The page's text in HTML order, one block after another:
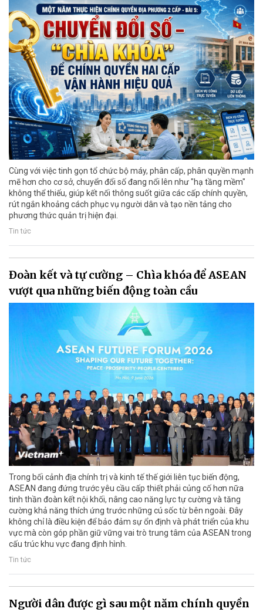
Cùng với việc tinh gọn tổ chức bộ máy, phân cấp, phân quyền mạnh
mẽ hơn cho cơ sở, chuyển đổi số đang nổi lên như "hạ tầng mềm"
không thể thiếu, giúp kết nối thông suốt giữa các cấp chính quyền,
rút ngắn khoảng cách phục vụ người dân và tạo nền tảng cho
phương thức quản trị hiện đại.
Tin tức
Đoàn kết và tự cường – Chìa khóa để ASEAN
vượt qua những biến động toàn cầu
Trong bối cảnh địa chính trị và kinh tế thế giới liên tục biến động,
ASEAN đang đứng trước yêu cầu cấp thiết phải củng cố hơn nữa
tinh thần đoàn kết nội khối, nâng cao năng lực tự cường và tăng
cường khả năng thích ứng trước những cú sốc từ bên ngoài. Đây
không chỉ là điều kiện để bảo đảm sự ổn định và phát triển của khu
vực mà còn góp phần giữ vững vai trò trung tâm của ASEAN trong
cấu trúc khu vực đang định hình.
Tin tức
Người dân được gì sau một năm chính quyền